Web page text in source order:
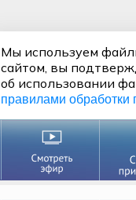
Мы используем
сайтом, вы
об использовании
правилами